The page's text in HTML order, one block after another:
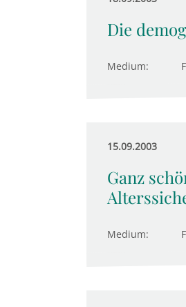
Die
Medium:
15.09.2003
Ganz
Medium: